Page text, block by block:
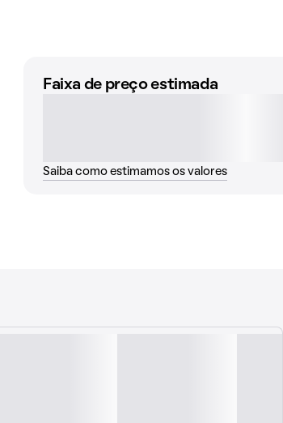
Faixa de preço estimada
Saiba como estimamos os valores